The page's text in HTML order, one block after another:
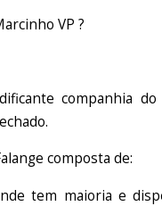
VP ?
companhia
composta de:
tem maioria e